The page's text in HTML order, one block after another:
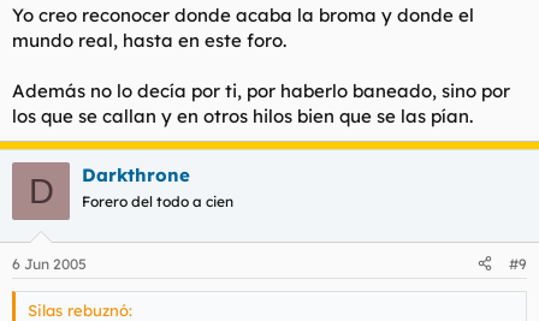
Yo creo reconocer donde acaba la broma y donde el
mundo real, hasta en este foro.
Además no lo decía por ti, por haberlo baneado, sino por
los que se callan y en otros hilos bien que se las pían.
D Darkthrone
Forero del todo a cien
6 Jun 2005 #9
Silas rebuznó: